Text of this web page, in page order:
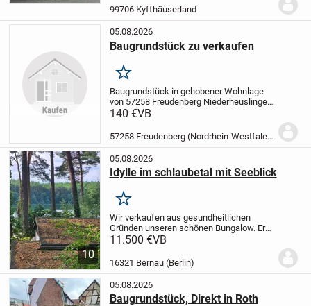
Wohnfläche. Grundstück 257 m². Es sind
größere Renovierungs...
99706 Kyffhäuserland
05.08.2026
Baugrundstück zu verkaufen
Merken
Baugrundstück in gehobener Wohnlage
von 57258 Freudenberg Niederheuslingen
zu verkaufen.
ehemaliger Fisch Teich der sich gut zu
einem Natur...
140 €VB
57258 Freudenberg (Nordrhein-Westfalen)
10
05.08.2026
Idylle im schlaubetal mit Seeblick
Merken
Wir verkaufen aus gesundheitlichen
Gründen unseren schönen Bungalow. Er
befindet sich auf dem Camping-u.
Er ist möbliert und sofort
bezugsfertig.Pacht inkl. 1PKW ...
11.500 €VB
16321 Bernau (Berlin)
05.08.2026
Baugrundstück, Direkt in Roth